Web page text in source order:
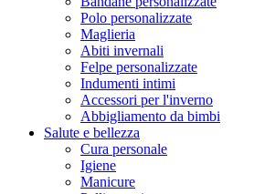
Polo personalizzate
Maglieria
Abiti invernali
Felpe personalizzate
Indumenti intimi
Accessori per l'inverno
Abbigliamento da bimbi
Salute e bellezza
Cura personale
Igiene
Manicure